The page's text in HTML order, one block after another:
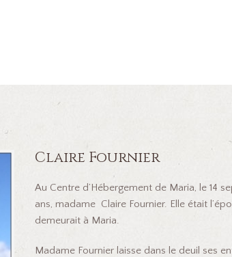
Claire Fournier
Au Centre d’Hébergement de Maria, le 14
ans, madame Claire Fournier. Elle était
demeurait à Maria.
Madame Fournier laisse dans le deuil ses